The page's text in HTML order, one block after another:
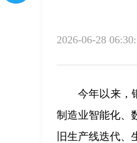
2026-06-28
今年以来，
制造业智能化、
旧生产线迭代